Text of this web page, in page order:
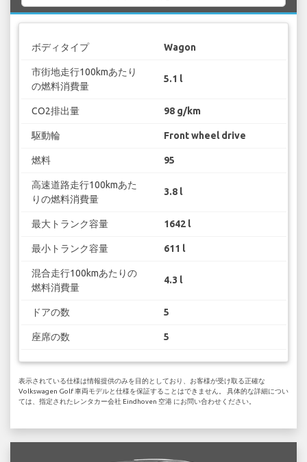
ボディタイプ Wagon
市街地走行100kmあたり
の燃料消費量
5.1 l
CO2排出量 98 g/km
駆動輪 Front wheel drive
燃料 95
高速道路走行100kmあた
りの燃料消費量
3.8 l
最大トランク容量 1642 l
最小トランク容量 611 l
混合走行100kmあたりの
燃料消費量
4.3 l
ドアの数 5
座席の数 5
表示されている仕様は情報提供のみを目的としており、お客様が受け取る正確な
Volkswagen Golf 車両モデルと仕様を保証することはできません。 具体的な詳細につい
ては、指定されたレンタカー会社 Eindhoven 空港 にお問い合わせください。